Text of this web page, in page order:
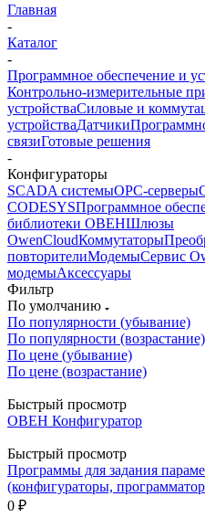
Главная
-
Каталог
-
Программное обеспечение и
Контрольно-измерительные
устройстваСиловые и
устройстваДатчики
связиГотовые решения
-
Конфигураторы
SCADA системыOPC-серверы
CODESYSПрограммное
библиотеки ОВЕНШлюзы
OwenCloudКоммутаторы
повторителиМодемыСервис
модемыАксессуары
Фильтр
По умолчанию
По популярности (убывание)
По популярности (возрастание)
По цене (убывание)
По цене (возрастание)
Быстрый просмотр
ОВЕН Конфигуратор
Быстрый просмотр
Программы для задания
(конфигураторы,
0 ₽